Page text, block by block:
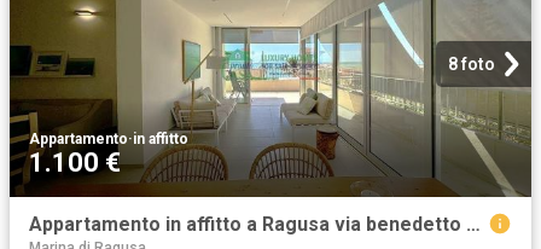
8 foto
Appartamento·in affitto
1.100 €
Appartamento in affitto a Ragusa via benedetto brin, arredato, terrazzo, fronte mare TrovaCasa